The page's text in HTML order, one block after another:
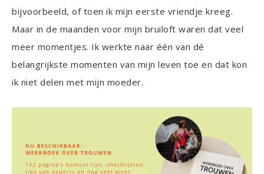
bijvoorbeeld, of toen ik mijn eerste vriendje kreeg.
Maar in de maanden voor mijn bruiloft waren dat veel
meer momentjes. Ik werkte naar één van dé
belangrijkste momenten van mijn leven toe en dat kon
ik niet delen met mijn moeder.